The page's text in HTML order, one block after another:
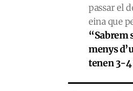
passar el
eina que
“Sabrem
menys
tenen 3-